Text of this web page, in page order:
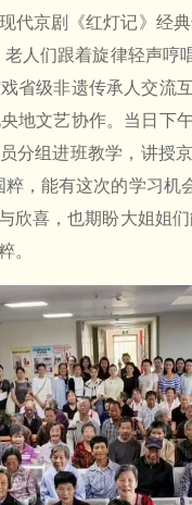
代京剧《红灯记》经
人们跟着旋律轻声哼
省级非遗传承人交流
地文艺协作。当日下
分组进班教学，讲授
，能有这次的学习机
欣喜，也期盼大姐姐
。